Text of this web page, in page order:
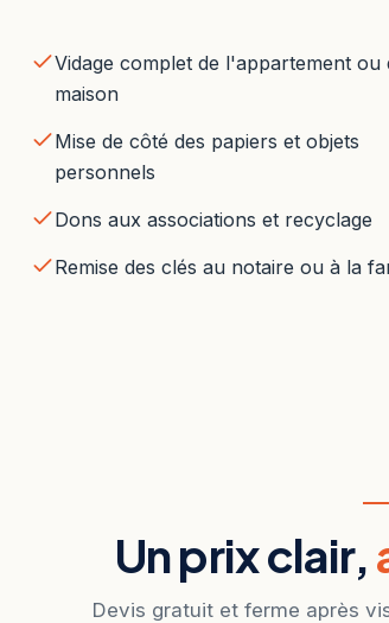
Vidage complet de l'appartement ou
maison
Mise de côté des papiers et objets
personnels
Dons aux associations et recyclage
Remise des clés au notaire ou à la
Un prix clair,
Devis gratuit et ferme après